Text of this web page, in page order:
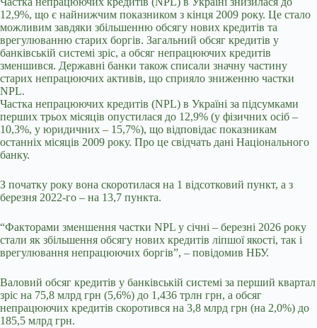
12,9%, що є найнижчим показником з кінця 2009 року. Це стало
можливим завдяки збільшенню обсягу нових кредитів та
врегулюванню старих боргів. Загальний обсяг кредитів у
банківській системі зріс, а обсяг непрацюючих кредитів
зменшився. Державні банки також списали значну частину
старих непрацюючих активів, що сприяло зниженню частки
NPL.
Частка непрацюючих кредитів (NPL) в Україні за підсумками
перших трьох місяців опустилася до 12,9% (у фізичних осіб –
10,3%, у юридичних – 15,7%), що відповідає показникам
останніх місяців 2009 року. Про це свідчать дані Національного
банку.
З початку року вона скоротилася на 1 відсотковий пункт, а з
березня 2022-го – на 13,7 пункта.
“Факторами зменшення частки NPL у січні – березні 2026 року
стали як збільшення обсягу нових кредитів ліпшої якості, так і
врегулювання непрацюючих боргів”, – повідомив НБУ.
Валовий обсяг кредитів у банківській системі за перший квартал
зріс на 75,8 млрд грн (5,6%) до 1,436 трлн грн, а обсяг
непрацюючих кредитів скоротився на 3,8 млрд грн (на 2,0%) до
185,5 млрд грн.